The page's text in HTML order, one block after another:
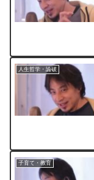
人生哲学・論破
子育て・教育